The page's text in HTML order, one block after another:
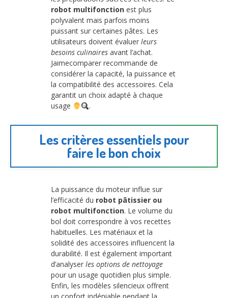
robot multifonction est plus
polyvalent mais parfois moins
puissant sur certaines pâtes. Les
utilisateurs doivent évaluer leurs
besoins culinaires avant l’achat.
Jaimecomparer recommande de
considérer la capacité, la puissance et
la compatibilité des accessoires. Cela
garantit un choix adapté à chaque
usage
.
Les critères essentiels pour
faire le bon choix
La puissance du moteur influe sur
l’efficacité du robot pâtissier ou
robot multifonction. Le volume du
bol doit correspondre à vos recettes
habituelles. Les matériaux et la
solidité des accessoires influencent la
durabilité. Il est également important
d’analyser les options de nettoyage
pour un usage quotidien plus simple.
Enfin, les modèles silencieux offrent